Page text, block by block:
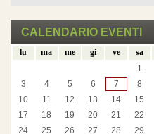
CALENDARIO EVENTI
lu ma me gi ve sa
1
3
4 5 6 7 8
10
11 12 13 14 15
17
18 19 20 21 22
24
25 26 27 28 29